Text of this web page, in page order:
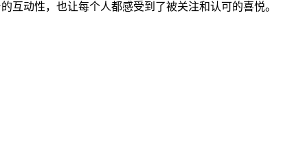
互动性，也让每个人都感受到了被关注和认可的喜悦。